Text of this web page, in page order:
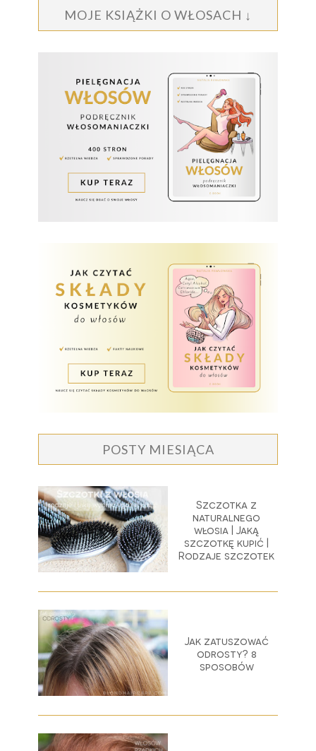
MOJE KSIĄŻKI O WŁOSACH ↓
POSTY MIESIĄCA
Szczotka z
naturalnego
włosia | Jaką
szczotkę kupić |
Rodzaje szczotek
Jak zatuszować
odrosty? 8
sposobów